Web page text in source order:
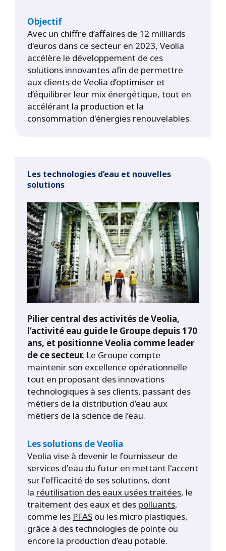
Objectif
Avec un chiffre d’affaires de 12 milliards
d'euros dans ce secteur en 2023, Veolia
accélère le développement de ces
solutions innovantes afin de permettre
aux clients de Veolia d’optimiser et
d’équilibrer leur mix énergétique, tout en
accélérant la production et la
consommation d'énergies renouvelables.
Les technologies d’eau et nouvelles
solutions
Pilier central des activités de Veolia,
l’activité eau guide le Groupe depuis 170
ans, et positionne Veolia comme leader
de ce secteur. Le Groupe compte
maintenir son excellence opérationnelle
tout en proposant des innovations
technologiques à ses clients, passant des
métiers de la distribution d’eau aux
métiers de la science de l’eau.
Les solutions de Veolia
Veolia vise à devenir le fournisseur de
services d'eau du futur en mettant l'accent
sur l'efficacité de ses solutions, dont
la réutilisation des eaux usées traitées, le
traitement des eaux et des polluants,
comme les PFAS ou les micro plastiques,
grâce à des technologies de pointe ou
encore la production d’eau potable.